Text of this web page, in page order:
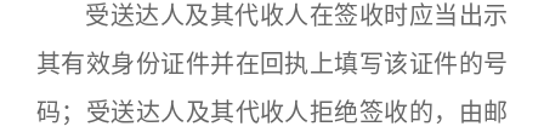
受送达人及其代收人在签收时应当出示
其有效身份证件并在回执上填写该证件的号
码；受送达人及其代收人拒绝签收的，由邮